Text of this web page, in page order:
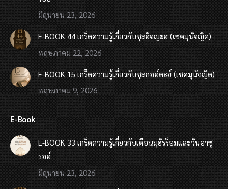
มิถุนายน 23, 2026
E-BOOK 44 เกร็ดความรู้เกี่ยวกับซุลฮิจญะฮฺ (เชคมุนัจญิด)
พฤษภาคม 22, 2026
E-BOOK 15 เกร็ดความรู้เกี่ยวกับซุลกออ์ดะฮ์ (เชคมุนัจญิด)
พฤษภาคม 9, 2026
E-Book
E-BOOK 33 เกร็ดความรู้เกี่ยวกับเดือนมุฮัรร็อมและวันอาชู
รออ์
มิถุนายน 23, 2026